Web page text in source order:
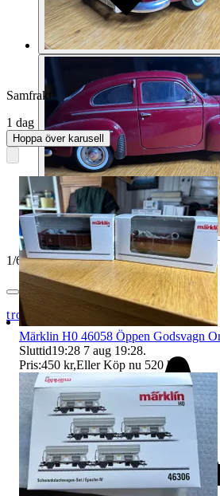
1/6
trossen77
Samfrakt
1 dag
Hoppa över karusell
Märklin H0 46058 Öppen Godsvagn
Sluttid19:28 7 aug 19:28.
Pris:450 kr,Eller Köp nu 520 kr